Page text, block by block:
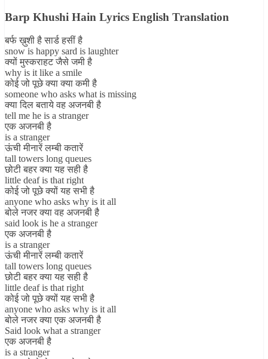
Barp Khushi Hain Lyrics English Translation
बर्फ ख़ुशी है सार्ड हसीं है
snow is happy sard is laughter
क्यों मुस्कराहट जैसे जमी है
why is it like a smile
कोई जो पूछे क्या क्या कमी है
someone who asks what is missing
क्या दिल बताये वह अजनबी है
tell me he is a stranger
एक अजनबी है
is a stranger
ऊंची मीनारें लम्बी कतारें
tall towers long queues
छोटी बहर क्या यह सही है
little deaf is that right
कोई जो पूछे क्यों यह सभी है
anyone who asks why is it all
बोले नजर क्या वह अजनबी है
said look is he a stranger
एक अजनबी है
is a stranger
ऊंची मीनारें लम्बी कतारें
tall towers long queues
छोटी बहर क्या यह सही है
little deaf is that right
कोई जो पूछे क्यों यह सभी है
anyone who asks why is it all
बोले नजर क्या एक अजनबी है
Said look what a stranger
एक अजनबी है
is a stranger